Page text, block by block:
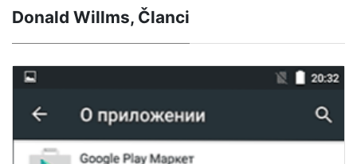
Donald Willms, Članci